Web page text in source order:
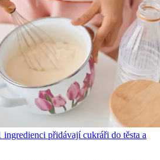
ingredienci přidávají cukráři do těsta a